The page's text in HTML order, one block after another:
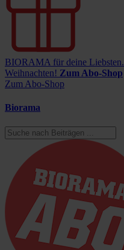
BIORAMA für deine Liebsten.
Weihnachten! Zum Abo-Shop
Zum Abo-Shop
Biorama